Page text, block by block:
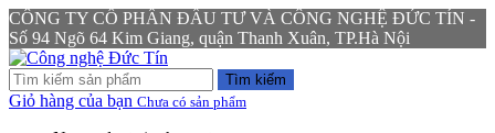
CÔNG TY CỔ PHẦN ĐẦU TƯ VÀ CÔNG NGHỆ ĐỨC TÍN -
Số 94 Ngõ 64 Kim Giang, quận Thanh Xuân, TP.Hà Nội
Tìm kiếm
Giỏ hàng của bạn Chưa có sản phẩm